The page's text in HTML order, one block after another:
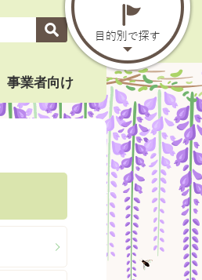
事業者向け